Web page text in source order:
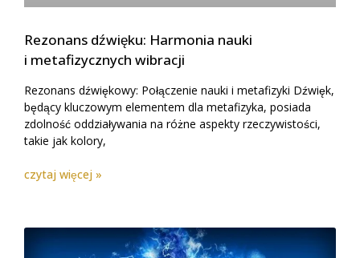
Rezonans dźwięku: Harmonia nauki
i metafizycznych wibracji
Rezonans dźwiękowy: Połączenie nauki i metafizyki Dźwięk,
będący kluczowym elementem dla metafizyka, posiada
zdolność oddziaływania na różne aspekty rzeczywistości,
takie jak kolory,
czytaj więcej »